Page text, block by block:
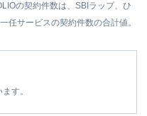
の契約件数は、SBIラップ、ひ
任サービスの契約件数の合計値。
す。